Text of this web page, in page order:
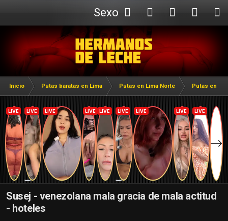
Sexo
Webcam
Inicio Putas baratas en Lima Putas en Lima Norte Putas en
Susej - venezolana mala gracia de mala actitud
- hoteles